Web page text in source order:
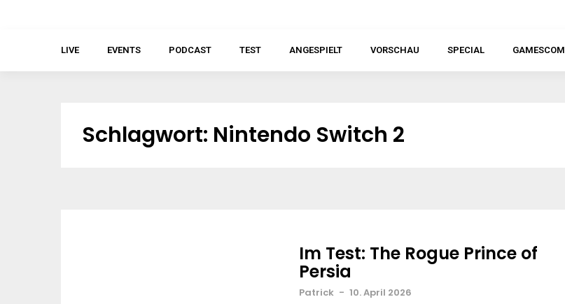
LIVE EVENTS PODCAST TEST ANGESPIELT VORSCHAU SPECIAL GAMESCOM
Schlagwort: Nintendo Switch 2
Im Test: The Rogue Prince of
Persia
Patrick - 10. April 2026